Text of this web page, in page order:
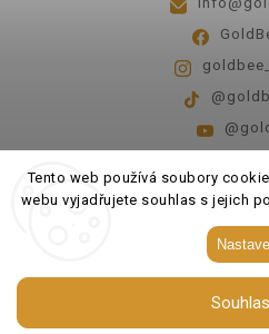
Tento web používá soubory
webu vyjadřujete souhlas s jejich
Pondělí - pátek
GoldBee.
Upravit
Shoptet|